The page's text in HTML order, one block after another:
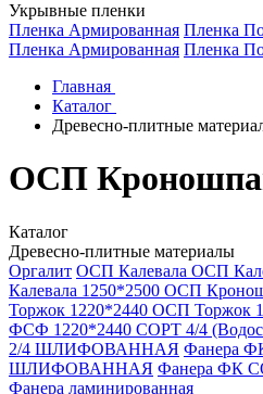
Укрывные пленки
Пленка Армированная Пленка
Пленка Армированная Пленка
Главная
Каталог
Древесно-плитные
ОСП
Каталог
Древесно-плитные материалы
Оргалит ОСП Калевала ОСП
Калевала 1250*2500 ОСП
Торжок 1220*2440 ОСП Торжок
ФСФ 1220*2440 СОРТ 4/4
2/4 ШЛИФОВАННАЯ Фанера
ШЛИФОВАННАЯ Фанера ФК
Фанера ламинированная